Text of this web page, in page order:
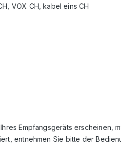
VOX CH, kabel eins CH
Empfangsgeräts erscheinen,
entnehmen Sie bitte der